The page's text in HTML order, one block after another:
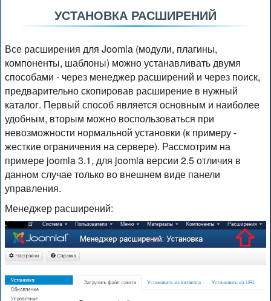
УСТАНОВКА РАСШИРЕНИЙ
Все расширения для Joomla (модули, плагины,
компоненты, шаблоны) можно устанавливать двумя
способами - через менеджер расширений и через поиск,
предварительно скопировав расширение в нужный
каталог. Первый способ является основным и наиболее
удобным, вторым можно воспользоваться при
невозможности нормальной установки (к примеру -
жесткие ограничения на сервере). Рассмотрим на
примере joomla 3.1, для joomla версии 2.5 отличия в
данном случае только во внешнем виде панели
управления.
Менеджер расширений: